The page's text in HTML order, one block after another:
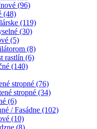
(96)
(48)
(119)
(30)
(5)
(8)
rastlín (6)
(140)
stropné (76)
stropné (34)
(6)
/ Fasádne (102)
(10)
(8)